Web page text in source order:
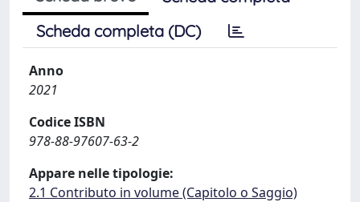
Scheda completa (DC)
Anno
2021
Codice ISBN
978-88-97607-63-2
Appare nelle tipologie:
2.1 Contributo in volume (Capitolo o Saggio)